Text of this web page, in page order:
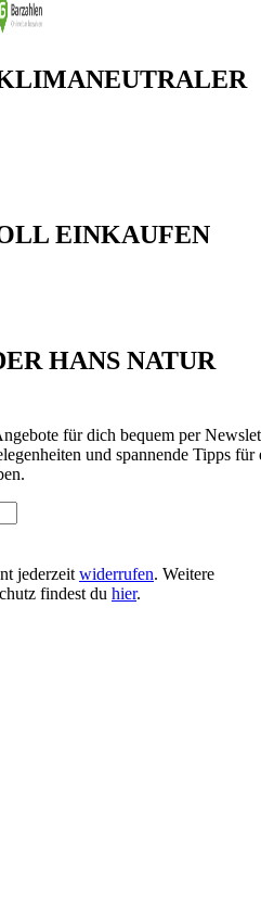
EINKAUFEN
HANS NATUR
für dich bequem per
und spannende Tipps für
jederzeitwiderrufen. Weitere
findest du hier.